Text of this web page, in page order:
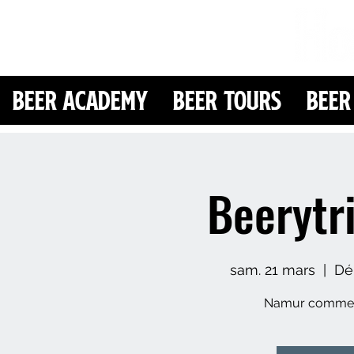
Beer Academy Beer Tours
sam. 21 mars
Namur